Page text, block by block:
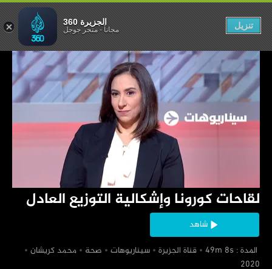
‏لقاحات كورونا وإشكالية التوزيع العادل
شاهد
‏ المدة : 49m 8s
‏قناة الجزيرة ‏سيناريوهات ‏صحة
‏محمد كريشان
التوزيع العادل
الجزيرة 360
مجاناً-متجر جوجل تنزيل